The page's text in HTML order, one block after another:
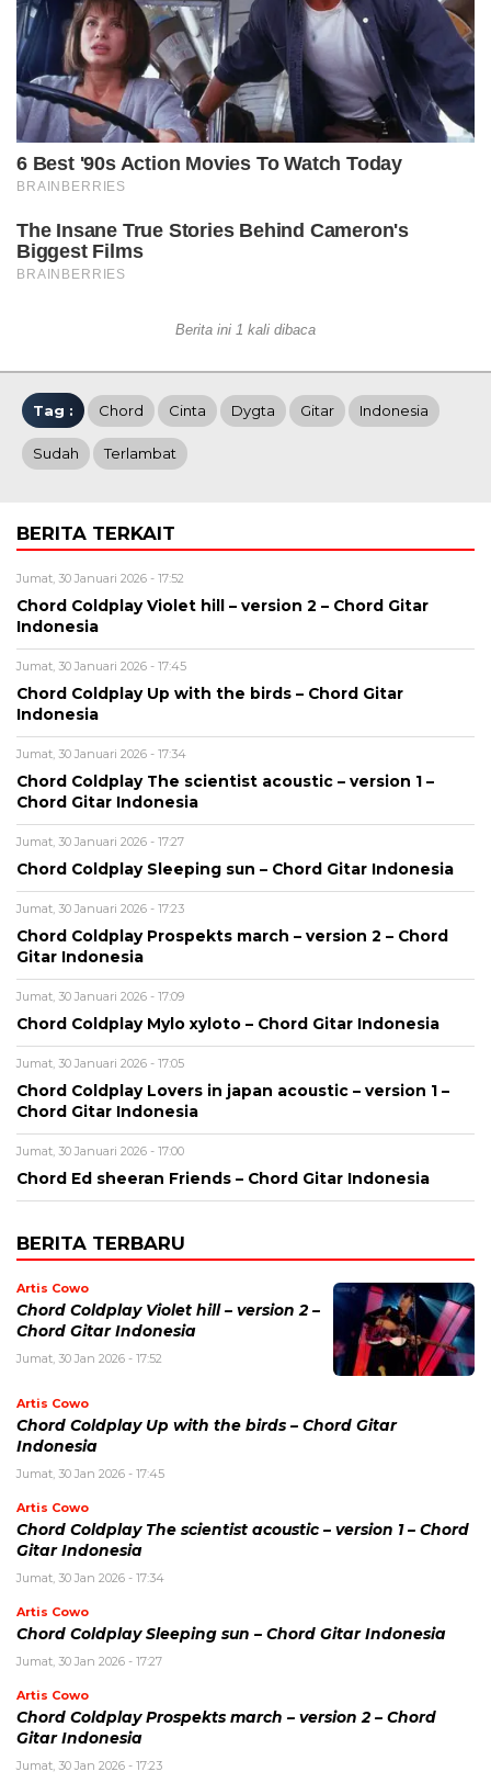
Berita ini 1 kali dibaca
Tag : Chord Cinta Dygta Gitar Indonesia
Sudah Terlambat
BERITA TERKAIT
Jumat, 30 Januari 2026 - 17:52
Chord Coldplay Violet hill – version 2 – Chord Gitar
Indonesia
Jumat, 30 Januari 2026 - 17:45
Chord Coldplay Up with the birds – Chord Gitar
Indonesia
Jumat, 30 Januari 2026 - 17:34
Chord Coldplay The scientist acoustic – version 1 –
Chord Gitar Indonesia
Jumat, 30 Januari 2026 - 17:27
Chord Coldplay Sleeping sun – Chord Gitar Indonesia
Jumat, 30 Januari 2026 - 17:23
Chord Coldplay Prospekts march – version 2 – Chord
Gitar Indonesia
Jumat, 30 Januari 2026 - 17:09
Chord Coldplay Mylo xyloto – Chord Gitar Indonesia
Jumat, 30 Januari 2026 - 17:05
Chord Coldplay Lovers in japan acoustic – version 1 –
Chord Gitar Indonesia
Jumat, 30 Januari 2026 - 17:00
Chord Ed sheeran Friends – Chord Gitar Indonesia
BERITA TERBARU
Artis Cowo
Chord Coldplay Violet hill – version 2 –
Chord Gitar Indonesia
Jumat, 30 Jan 2026 - 17:52
Artis Cowo
Chord Coldplay Up with the birds – Chord Gitar
Indonesia
Jumat, 30 Jan 2026 - 17:45
Artis Cowo
Chord Coldplay The scientist acoustic – version 1 – Chord
Gitar Indonesia
Jumat, 30 Jan 2026 - 17:34
Artis Cowo
Chord Coldplay Sleeping sun – Chord Gitar Indonesia
Jumat, 30 Jan 2026 - 17:27
Artis Cowo
Chord Coldplay Prospekts march – version 2 – Chord
Gitar Indonesia
Jumat, 30 Jan 2026 - 17:23